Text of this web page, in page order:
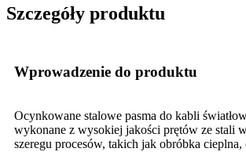
Szczegóły produktu
Wprowadzenie do produktu
Ocynkowane stalowe pasma do kabli
wykonane z wysokiej jakości prętów ze stali
szeregu procesów, takich jak obróbka